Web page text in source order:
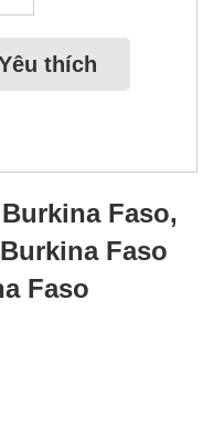
thích
Faso,
Faso
Faso